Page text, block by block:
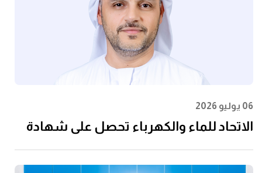
06 يوليو 2026
الاتحاد للماء والكهرباء تحصل على شهادة